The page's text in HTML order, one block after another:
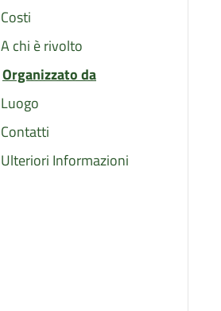
Costi
A chi è rivolto
Organizzato da
Luogo
Contatti
Ulteriori Informazioni